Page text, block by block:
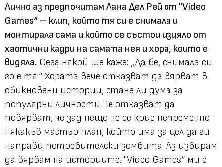
Лично аз предпочитам Лана Дел Рей от "Video
Games“ – клип, който тя си е снимала и
монтирала сама и който се състои изцяло от
хаотични кадри на самата нея и хора, които е
видяла. Сега някой ще каже: „Да бе, снимала си
го е тя!“ Хората вече отказват да вярват в
обикновени истории, стане ли дума за
популярни личности. Те отказват да
повярват, че зад нещо не се крие непременно
някакъв мастър план, който има за цел да ги
направи потребителски зомбита. Аз избирам
да вярвам на историите. "Video Games“ ми е